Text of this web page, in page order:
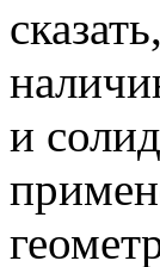
и